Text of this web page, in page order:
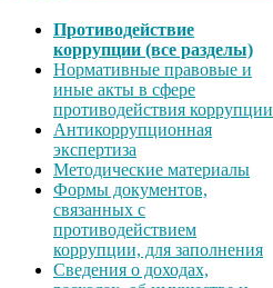
Противодействие
коррупции (все разделы)
Нормативные правовые и
иные акты в сфере
противодействия коррупции
Антикоррупционная
экспертиза
Методические материалы
Формы документов,
связанных с
противодействием
коррупции, для заполнения
Сведения о доходах,